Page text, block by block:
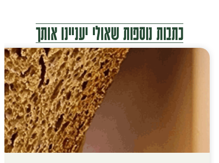
כתבות נוספות שאולי יעניינו אותך